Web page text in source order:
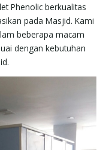
Phenolic berkualitas
pada Masjid. Kami
beberapa macam
dengan kebutuhan